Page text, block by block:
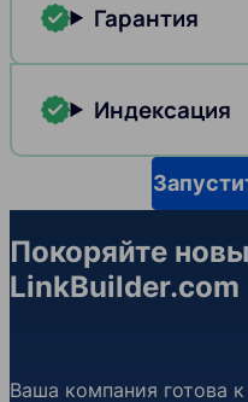
Гарантия
Индексация
Покоряйте
LinkBuilder.com
Ваша компания готова